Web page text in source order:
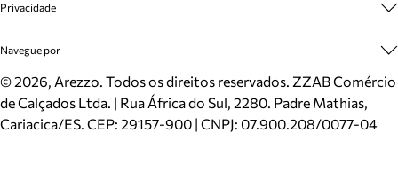
Mapa do Site
Inverno
Mundo Arezzo
Cadastro
Meus Pedidos
Trocas e Devoluções
Cartão Presente
Localizador de lojas
Privacidade
Politica e Privacidade
Navegue por
Sapatos
Bolsas
Scarpins
©2026, Arezzo. Todos os direitos reservados. ZZAB Comércio
de Calçados Ltda. | Rua África do Sul, 2280. Padre Mathias,
Cariacica/ES. CEP: 29157-900 | CNPJ: 07.900.208/0077-04